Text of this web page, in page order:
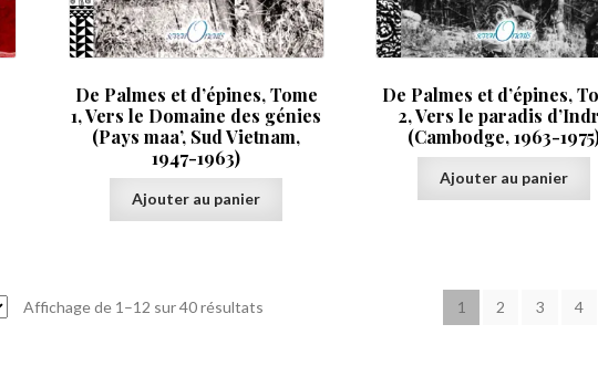
De Palmes et d’épines, Tome
1, Vers le Domaine des génies
(Pays maa’, Sud Vietnam,
1947-1963)
Ajouter au panier
De Palmes et d’épines,
2, Vers le paradis
(Cambodge, 1963-
Ajouter au panier
Affichage de 1–12 sur 40 résultats 1 2 3 4